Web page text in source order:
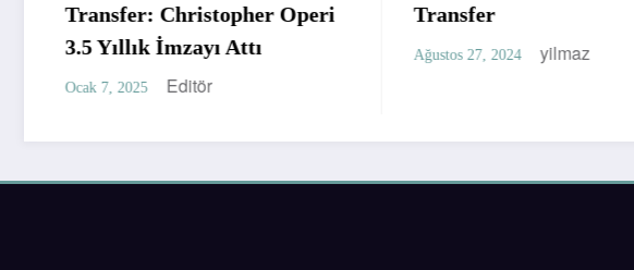
Christopher Operi
Yıllık İmzayı Attı
Editör
Transfer
Ağustos 27, 2024 yilmaz